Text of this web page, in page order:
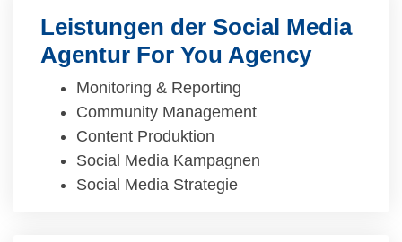
Leistungen der Social Media
Agentur For You Agency
Monitoring & Reporting
Community Management
Content Produktion
Social Media Kampagnen
Social Media Strategie